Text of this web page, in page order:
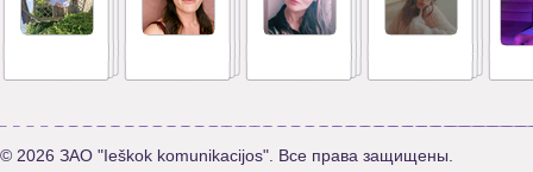
© 2026 ЗАО "Ieškok komunikacijos". Все права защищены.